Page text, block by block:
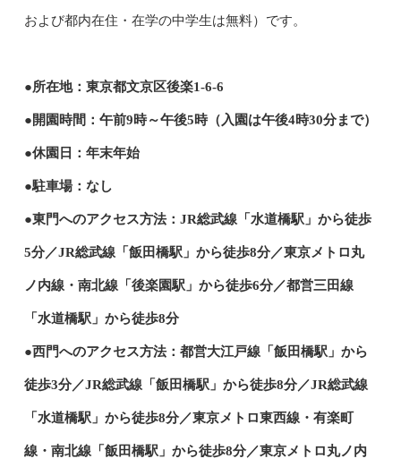
および都内在住・在学の中学生は無料）です。
●所在地：東京都文京区後楽1-6-6
●開園時間：午前9時～午後5時（入園は午後4時30分まで）
●休園日：年末年始
●駐車場：なし
●東門へのアクセス方法：JR総武線「水道橋駅」から徒歩
5分／JR総武線「飯田橋駅」から徒歩8分／東京メトロ丸
ノ内線・南北線「後楽園駅」から徒歩6分／都営三田線
「水道橋駅」から徒歩8分
●西門へのアクセス方法：都営大江戸線「飯田橋駅」から
徒歩3分／JR総武線「飯田橋駅」から徒歩8分／JR総武線
「水道橋駅」から徒歩8分／東京メトロ東西線・有楽町
線・南北線「飯田橋駅」から徒歩8分／東京メトロ丸ノ内